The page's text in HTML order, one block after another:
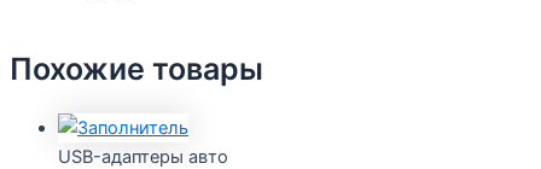
Похожие товары
USB-адаптеры авто